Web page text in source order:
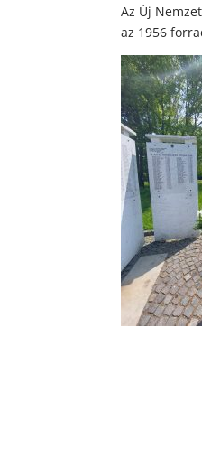
Az Új
az 1956